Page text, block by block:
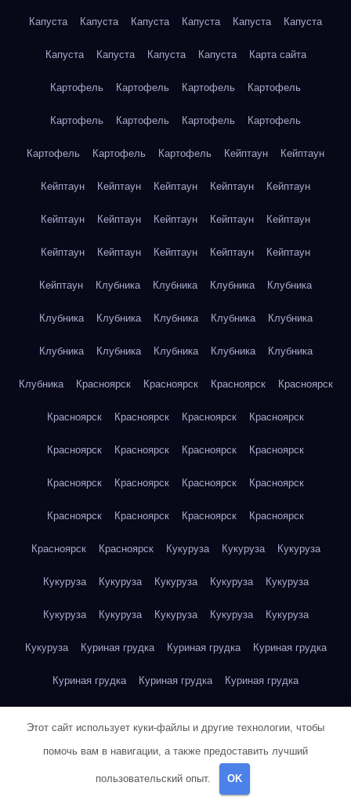
Капуста Капуста Капуста Капуста Капуста Капуста
Капуста Капуста Капуста Капуста Карта сайта
Картофель Картофель Картофель Картофель
Картофель Картофель Картофель Картофель
Картофель Картофель Картофель Кейптаун Кейптаун
Кейптаун Кейптаун Кейптаун Кейптаун Кейптаун
Кейптаун Кейптаун Кейптаун Кейптаун Кейптаун
Кейптаун Кейптаун Кейптаун Кейптаун Кейптаун
Кейптаун Клубника Клубника Клубника Клубника
Клубника Клубника Клубника Клубника Клубника
Клубника Клубника Клубника Клубника Клубника
Клубника Красноярск Красноярск Красноярск Красноярск
Красноярск Красноярск Красноярск Красноярск
Красноярск Красноярск Красноярск Красноярск
Красноярск Красноярск Красноярск Красноярск
Красноярск Красноярск Красноярск Красноярск
Красноярск Красноярск Кукуруза Кукуруза Кукуруза
Кукуруза Кукуруза Кукуруза Кукуруза Кукуруза
Кукуруза Кукуруза Кукуруза Кукуруза Кукуруза
Кукуруза Куриная грудка Куриная грудка Куриная грудка
Куриная грудка Куриная грудка Куриная грудка
Куриная грудка Куриная грудка Куриная грудка
Куриная грудка Куриная грудка Куриная грудка
Этот сайт использует куки-файлы и другие технологии, чтобы
помочь вам в навигации, а также предоставить лучший
пользовательский опыт. OK